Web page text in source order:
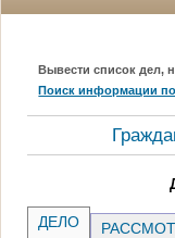
Вывести список дел,
Поиск информации
ДЕЛО